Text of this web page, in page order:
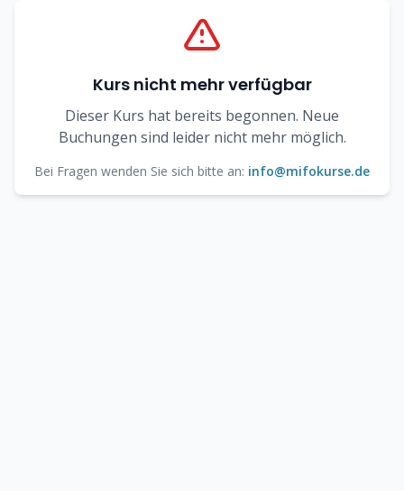
Kurs nicht mehr verfügbar
Dieser Kurs hat bereits begonnen. Neue
Buchungen sind leider nicht mehr möglich.
Bei Fragen wenden Sie sich bitte an: info@mifokurse.de